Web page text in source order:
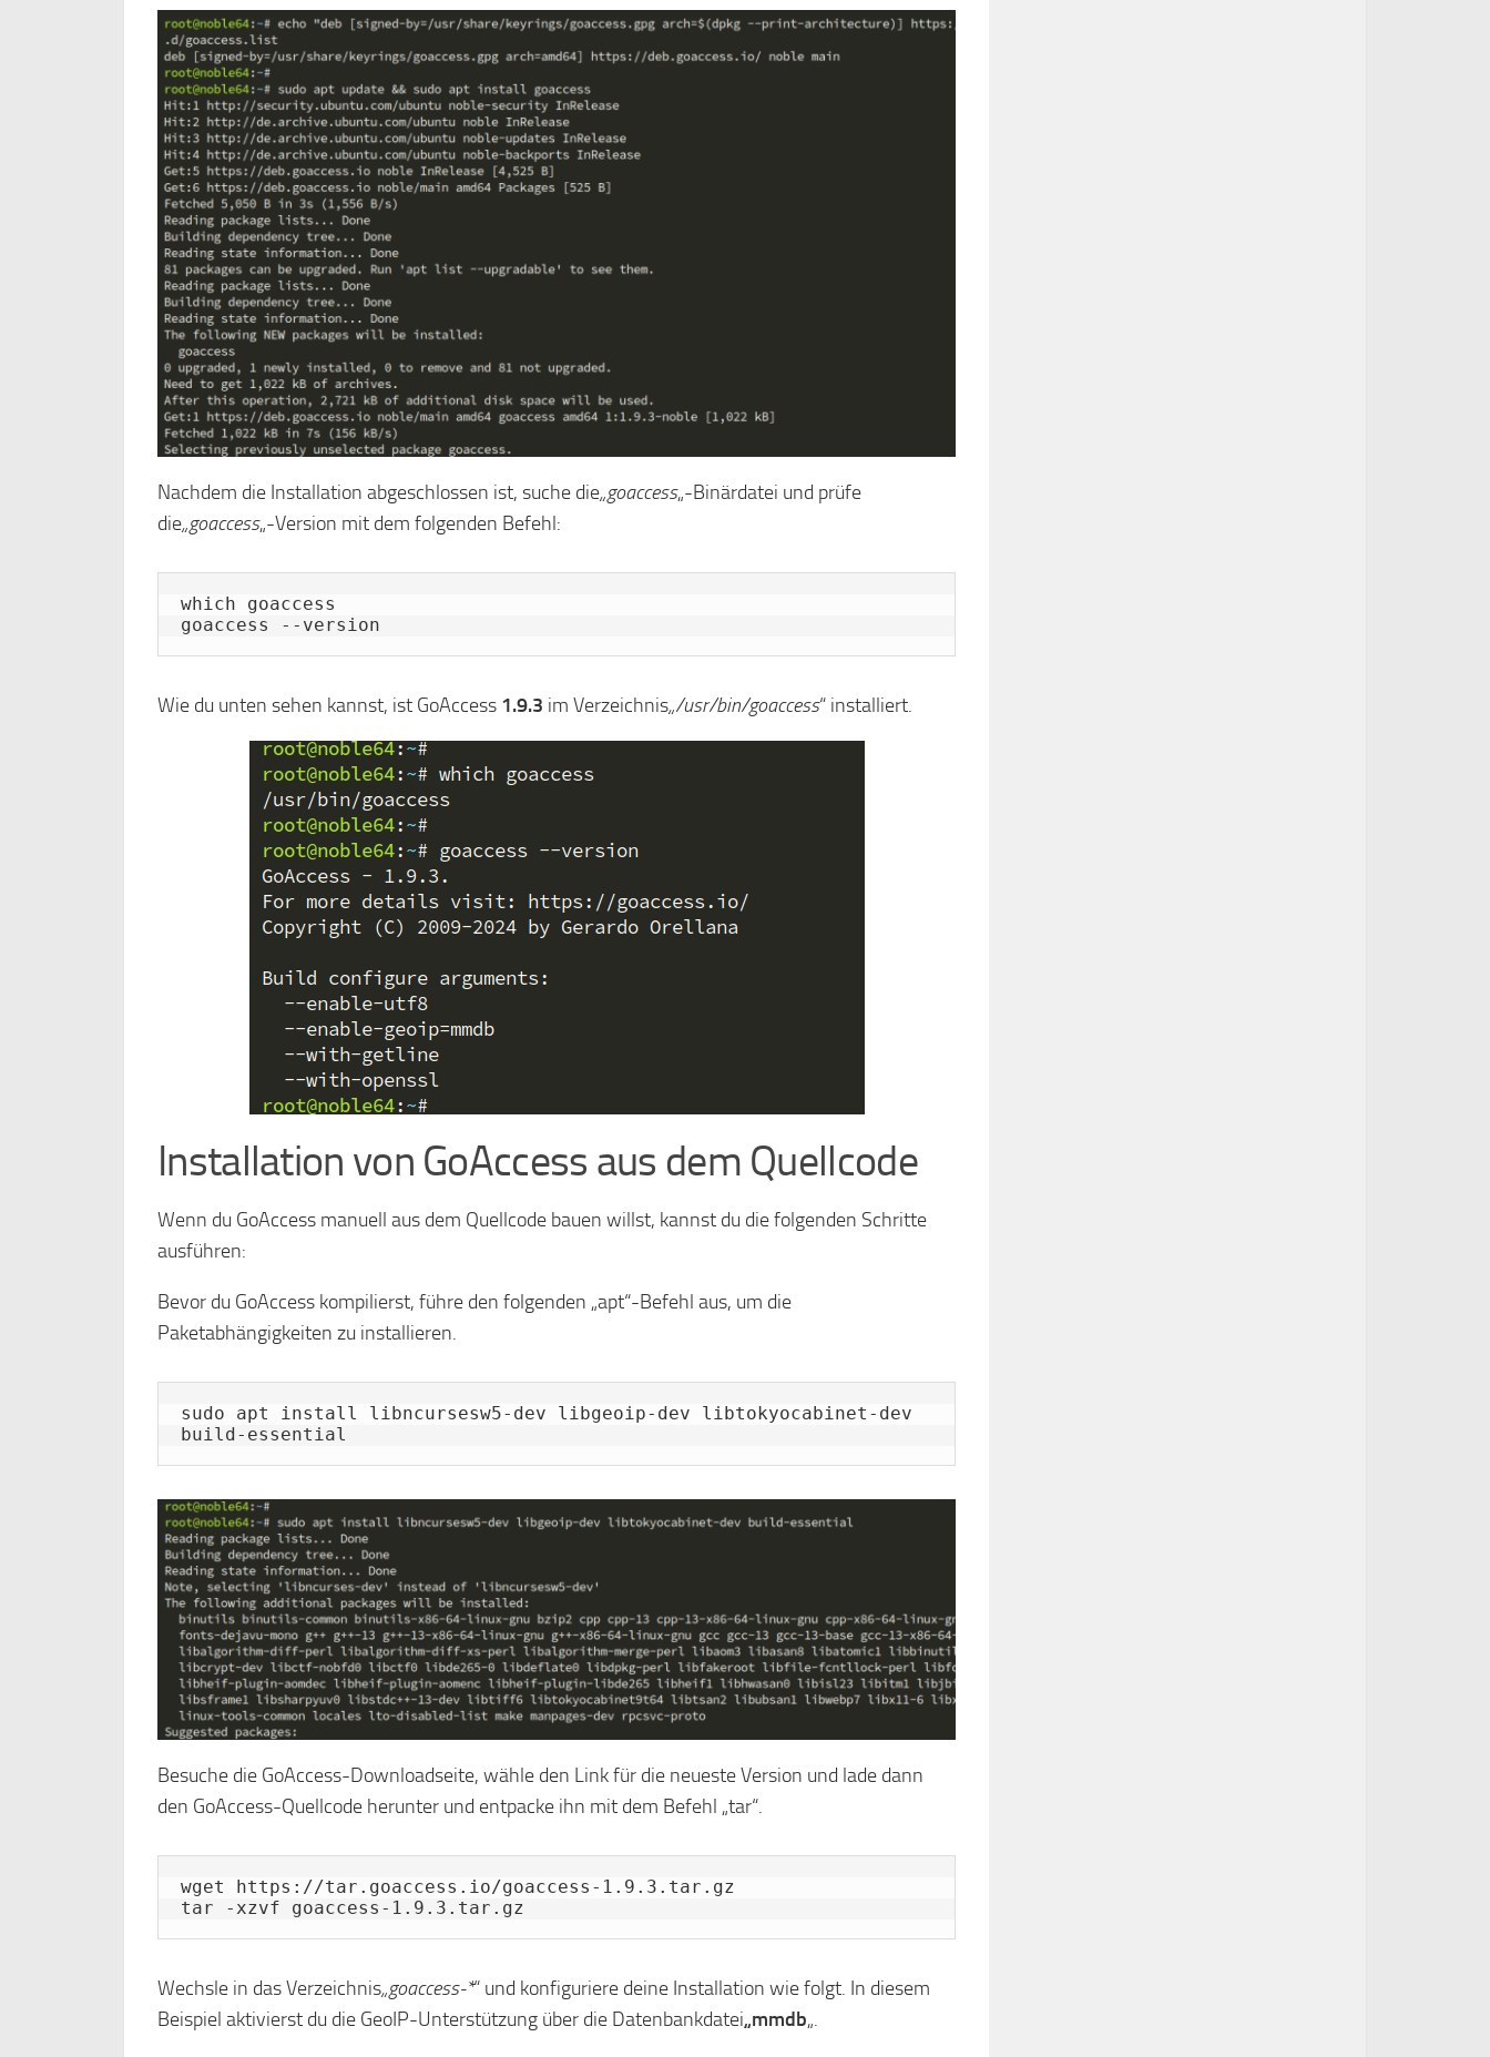
Nachdem die Installation abgeschlossen ist, suche die„goaccess„-Binärdatei und prüfe
die„goaccess„-Version mit dem folgenden Befehl:
which goaccess
goaccess --version
Wie du unten sehen kannst, ist GoAccess 1.9.3 im Verzeichnis„/usr/bin/goaccess“ installiert.
Installation von GoAccess aus dem Quellcode
Wenn du GoAccess manuell aus dem Quellcode bauen willst, kannst du die folgenden Schritte
ausführen:
Bevor du GoAccess kompilierst, führe den folgenden „apt“-Befehl aus, um die
Paketabhängigkeiten zu installieren.
sudo apt install libncursesw5-dev libgeoip-dev libtokyocabinet-dev
build-essential
Besuche die GoAccess-Downloadseite, wähle den Link für die neueste Version und lade dann
den GoAccess-Quellcode herunter und entpacke ihn mit dem Befehl „tar“.
wget https://tar.goaccess.io/goaccess-1.9.3.tar.gz
tar -xzvf goaccess-1.9.3.tar.gz
Wechsle in das Verzeichnis„goaccess-*“ und konfiguriere deine Installation wie folgt. In diesem
Beispiel aktivierst du die GeoIP-Unterstützung über die Datenbankdatei„mmdb„.